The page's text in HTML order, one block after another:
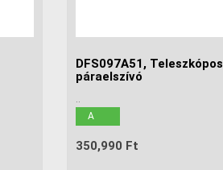
DFS097A51, Teleszkópos
páraelszívó
A
350,990 Ft